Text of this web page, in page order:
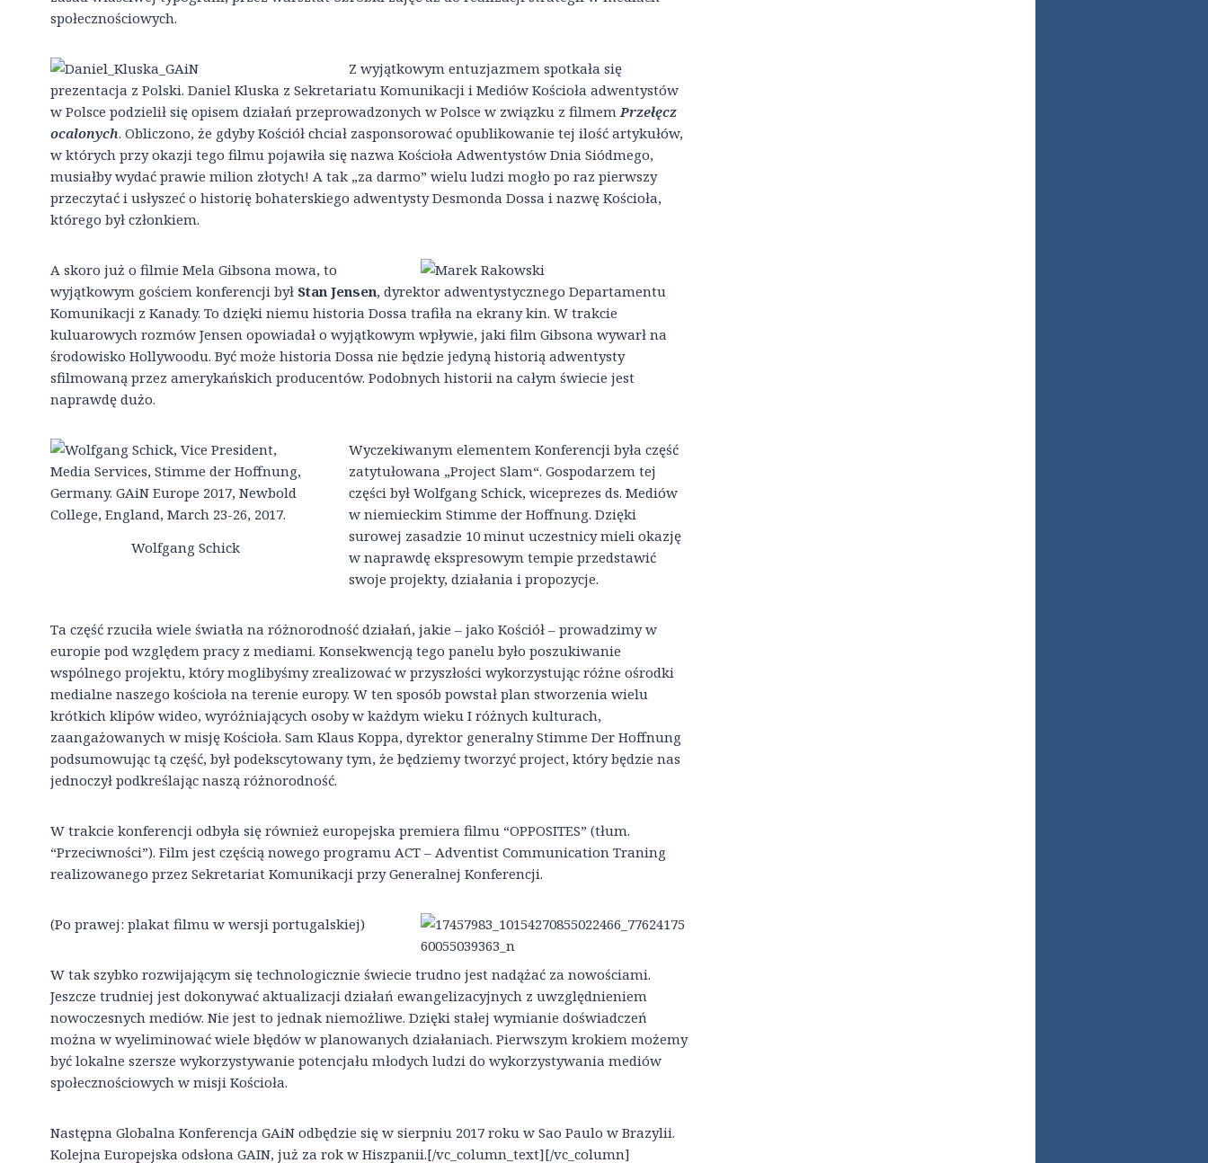
społecznościowych.
Z wyjątkowym entuzjazmem spotkała się
prezentacja z Polski. Daniel Kluska z Sekretariatu Komunikacji i Mediów Kościoła adwentystów
w Polsce podzielił się opisem działań przeprowadzonych w Polsce w związku z filmemPrzełęcz
ocalonych. Obliczono, że gdyby Kościół chciał zasponsorować opublikowanie tej ilość artykułów,
w których przy okazji tego filmu pojawiła się nazwa Kościoła Adwentystów Dnia Siódmego,
musiałby wydać prawie milion złotych! A tak „za darmo” wielu ludzi mogło po raz pierwszy
przeczytać i usłyszeć o historię bohaterskiego adwentysty Desmonda Dossa i nazwę Kościoła,
którego był członkiem.
A skoro już o filmie Mela Gibsona mowa, to
wyjątkowym gościem konferencji był Stan Jensen, dyrektor adwentystycznego Departamentu
Komunikacji z Kanady. To dzięki niemu historia Dossa trafiła na ekrany kin. W trakcie
kuluarowych rozmów Jensen opowiadał o wyjątkowym wpływie, jaki film Gibsona wywarł na
środowisko Hollywoodu. Być może historia Dossa nie będzie jedyną historią adwentysty
sfilmowaną przez amerykańskich producentów. Podobnych historii na całym świecie jest
naprawdę dużo.
Wolfgang Schick
Wyczekiwanym elementem Konferencji była część
zatytułowana „Project Slam“. Gospodarzem tej
części był Wolfgang Schick, wiceprezes ds. Mediów
w niemieckim Stimme der Hoffnung. Dzięki
surowej zasadzie 10 minut uczestnicy mieli okazję
w naprawdę ekspresowym tempie przedstawić
swoje projekty, działania i propozycje.
Ta część rzuciła wiele światła na różnorodność działań, jakie – jako Kościół – prowadzimy w
europie pod względem pracy z mediami. Konsekwencją tego panelu było poszukiwanie
wspólnego projektu, który moglibyśmy zrealizować w przyszłości wykorzystując różne ośrodki
medialne naszego kościoła na terenie europy. W ten sposób powstał plan stworzenia wielu
krótkich klipów wideo, wyróżniających osoby w każdym wieku I różnych kulturach,
zaangażowanych w misję Kościoła. Sam Klaus Koppa, dyrektor generalny Stimme Der Hoffnung
podsumowując tą część, był podekscytowany tym, że będziemy tworzyć project, który będzie nas
jednoczył podkreślając naszą różnorodność.
W trakcie konferencji odbyła się również europejska premiera filmu “OPPOSITES” (tłum.
“Przeciwności”). Film jest częścią nowego programu ACT – Adventist Communication Traning
realizowanego przez Sekretariat Komunikacji przy Generalnej Konferencji.
(Po prawej: plakat filmu w wersji portugalskiej)
W tak szybko rozwijającym się technologicznie świecie trudno jest nadążać za nowościami.
Jeszcze trudniej jest dokonywać aktualizacji działań ewangelizacyjnych z uwzględnieniem
nowoczesnych mediów. Nie jest to jednak niemożliwe. Dzięki stałej wymianie doświadczeń
można w wyeliminować wiele błędów w planowanych działaniach. Pierwszym krokiem możemy
być lokalne szersze wykorzystywanie potencjału młodych ludzi do wykorzystywania mediów
społecznościowych w misji Kościoła.
Następna Globalna Konferencja GAiN odbędzie się w sierpniu 2017 roku w Sao Paulo w Brazylii.
Kolejna Europejska odsłona GAIN, już za rok w Hiszpanii.[/vc_column_text][/vc_column]